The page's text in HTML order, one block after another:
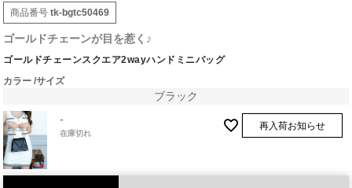
商品番号 tk-bgtc50469
ゴールドチェーンが目を惹く♪
ゴールドチェーンスクエア2wayハンドミニバッグ
カラー サイズ
ブラック
-
在庫切れ
再入荷お知らせ